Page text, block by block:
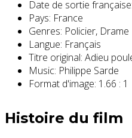
Date de sortie française:
Pays: France
Genres: Policier, Drame
Langue: Français
Titre original: Adieu
Music: Philippe Sarde
Format d'image: 1.66 : 1
Histoire du film